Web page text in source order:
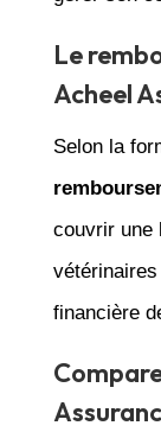
Le
Acheel
Selon la
couvrir une
financière